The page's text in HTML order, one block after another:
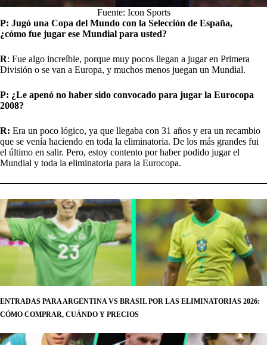
Fuente: Icon Sports
P: Jugó una Copa del Mundo con la Selección de España,
¿cómo fue jugar ese Mundial para usted?
R: Fue algo increíble, porque muy pocos llegan a jugar en Primera
División o se van a Europa, y muchos menos juegan un Mundial.
P: ¿Le apenó no haber sido convocado para jugar la Eurocopa
2008?
R: Era un poco lógico, ya que llegaba con 31 años y era un recambio
que se venía haciendo en toda la eliminatoria. De los más grandes fui
el último en salir. Pero, estoy contento por haber podido jugar el
Mundial y toda la eliminatoria para la Eurocopa.
ENTRADAS PARA ARGENTINA VS BRASIL POR LAS ELIMINATORIAS 2026:
CÓMO COMPRAR, CUÁNDO Y PRECIOS